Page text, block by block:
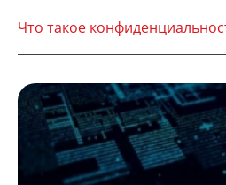
Что такое